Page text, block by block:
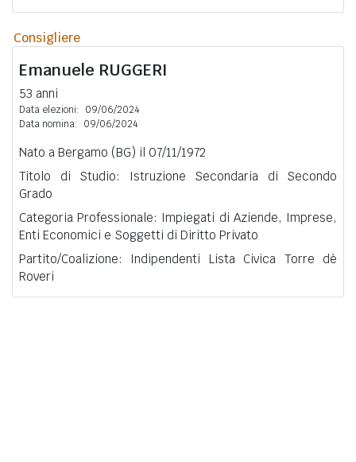
Consigliere
Emanuele RUGGERI
53 anni
Data elezioni:
09/06/2024
Data nomina:
09/06/2024
Nato a Bergamo (BG) il 07/11/1972
Titolo di Studio: Istruzione Secondaria di Secondo
Grado
Categoria Professionale: Impiegati di Aziende, Imprese,
Enti Economici e Soggetti di Diritto Privato
Partito/Coalizione: Indipendenti Lista Civica Torre dè
Roveri